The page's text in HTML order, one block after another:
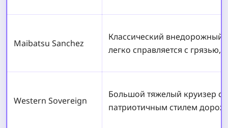
Maibatsu Sanchez
Классический внедорожный
легко справляется с грязью,
Western Sovereign
Большой тяжелый круизер с
патриотичным стилем